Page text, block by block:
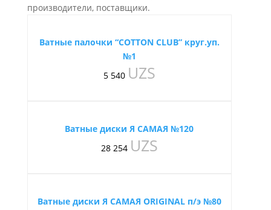
производители, поставщики.
Ватные палочки “COTTON CLUB” круг.уп.
№1
5 540 UZS
Ватные диски Я САМАЯ №120
28 254 UZS
Ватные диски Я САМАЯ ORIGINAL п/э №80